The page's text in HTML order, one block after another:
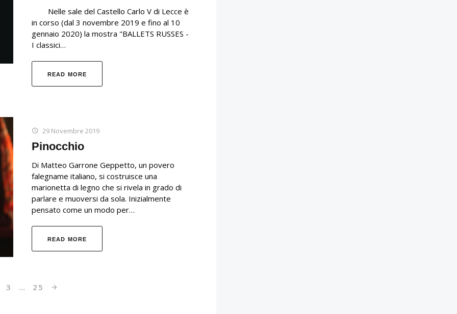
Nelle sale del Castello Carlo V di Lecce è
in corso (dal 3 novembre 2019 e fino al 10
gennaio 2020) la mostra "BALLETS RUSSES -
I classici…
READ MORE
29 Novembre 2019
Pinocchio
Di Matteo Garrone Geppetto, un povero
falegname italiano, si costruisce una
marionetta di legno che si rivela in grado di
parlare e muoversi da sola. Inizialmente
pensato come un modo per…
READ MORE
3 … 25